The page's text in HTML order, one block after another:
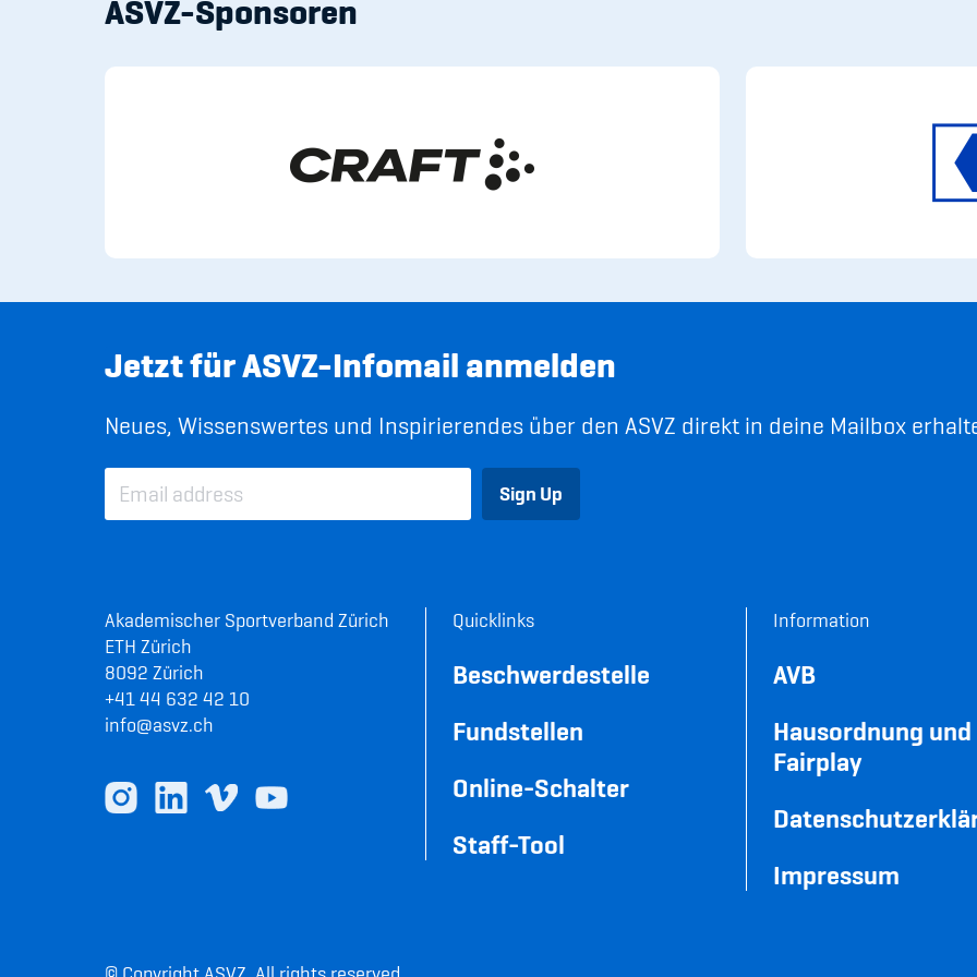
ASVZ-Sponsoren
Jetzt für ASVZ-Infomail anmelden
Neues, Wissenswertes und Inspirierendes über den ASVZ direkt in deine Mailbox
Sign Up
Akademischer Sportverband Zürich
ETH Zürich
8092 Zürich
+41 44 632 42 10
info@asvz.ch
Quicklinks
Beschwerdestelle
Fundstellen
Online-Schalter
Staff-Tool
Information
AVB
Hausordnung und
Fairplay
Impressum